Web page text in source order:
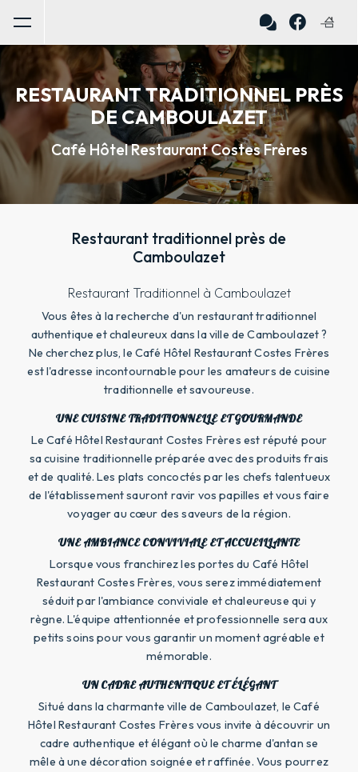
RESTAURANT TRADITIONNEL PRÈS
DE CAMBOULAZET
Café Hôtel Restaurant Costes Frères
Restaurant traditionnel près de
Camboulazet
Restaurant Traditionnel à Camboulazet
Vous êtes à la recherche d'un restaurant traditionnel
authentique et chaleureux dans la ville de Camboulazet ?
Ne cherchez plus, le Café Hôtel Restaurant Costes Frères
est l'adresse incontournable pour les amateurs de cuisine
traditionnelle et savoureuse.
UNE CUISINE TRADITIONNELLE ET GOURMANDE
Le Café Hôtel Restaurant Costes Frères est réputé pour
sa cuisine traditionnelle préparée avec des produits frais
et de qualité. Les plats concoctés par les chefs talentueux
de l'établissement sauront ravir vos papilles et vous faire
voyager au cœur des saveurs de la région.
UNE AMBIANCE CONVIVIALE ET ACCUEILLANTE
Lorsque vous franchirez les portes du Café Hôtel
Restaurant Costes Frères, vous serez immédiatement
séduit par l'ambiance conviviale et chaleureuse qui y
règne. L'équipe attentionnée et professionnelle sera aux
petits soins pour vous garantir un moment agréable et
mémorable.
UN CADRE AUTHENTIQUE ET ÉLÉGANT
Situé dans la charmante ville de Camboulazet, le Café
Hôtel Restaurant Costes Frères vous invite à découvrir un
cadre authentique et élégant où le charme d'antan se
mêle à une décoration soignée et raffinée. Vous pourrez